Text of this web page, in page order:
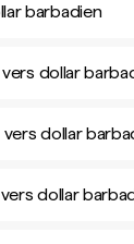
barbadien
dollar
dollar
dollar